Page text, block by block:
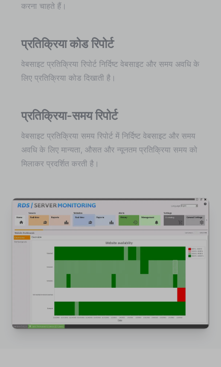
करना चाहते हैं।
प्रतिक्रिया कोड रिपोर्ट
वेबसाइट प्रतिक्रिया रिपोर्ट निर्दिष्ट वेबसाइट और समय अवधि के
लिए प्रतिक्रिया कोड दिखाती है।
प्रतिक्रिया-समय रिपोर्ट
वेबसाइट प्रतिक्रिया समय रिपोर्ट में निर्दिष्ट वेबसाइट और समय
अवधि के लिए मान्यता, औसत और न्यूनतम प्रतिक्रिया समय को
मिलाकर प्रदर्शित करती है।